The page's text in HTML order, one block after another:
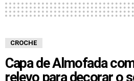
CROCHE
Capa de Almofada
relevo para decorar o